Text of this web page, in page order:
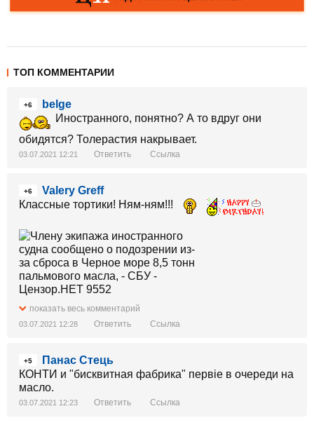
ТОП КОММЕНТАРИИ
+6
belge
Иностранного, понятно? А то вдруг они
обидятся? Толерастия накрывает.
03.07.2021 12:21 Ответить Ссылка
+6
Valery Greff
Классные тортики! Ням-ням!!!
показать весь комментарий
03.07.2021 12:28 Ответить Ссылка
+5
Панас Стець
КОНТИ и "бисквитная фабрика" первіе в очереди на
масло.
03.07.2021 12:23 Ответить Ссылка